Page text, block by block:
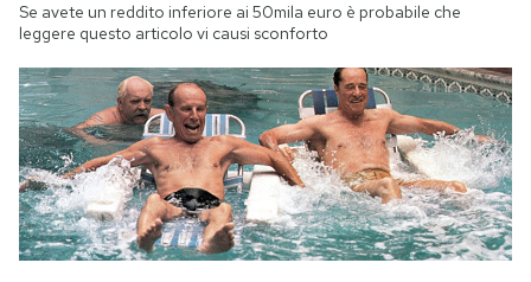
Se avete un reddito inferiore ai 50mila euro è probabile che
leggere questo articolo vi causi sconforto